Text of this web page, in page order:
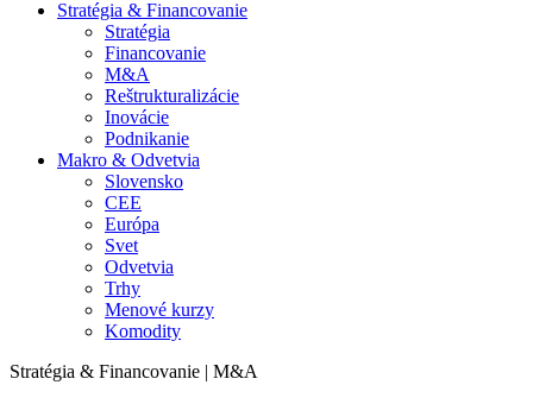
Stratégia & Financovanie
Stratégia
Financovanie
M&A
Reštrukturalizácie
Inovácie
Podnikanie
Makro & Odvetvia
Slovensko
CEE
Európa
Svet
Odvetvia
Trhy
Menové kurzy
Komodity
Stratégia & Financovanie | M&A